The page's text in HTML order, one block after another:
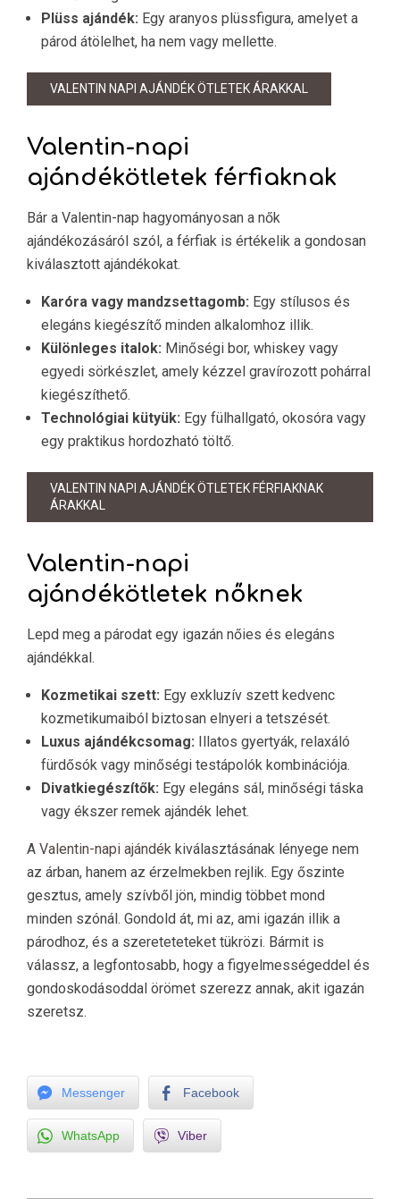
Plüss ajándék: Egy aranyos plüssfigura, amelyet a
párod átölelhet, ha nem vagy mellette.
VALENTIN NAPI AJÁNDÉK ÖTLETEK ÁRAKKAL
Valentin-napi
ajándékötletek férfiaknak
Bár a Valentin-nap hagyományosan a nők
ajándékozásáról szól, a férfiak is értékelik a gondosan
kiválasztott ajándékokat.
Karóra vagy mandzsettagomb: Egy stílusos és
elegáns kiegészítő minden alkalomhoz illik.
Különleges italok: Minőségi bor, whiskey vagy
egyedi sörkészlet, amely kézzel gravírozott pohárral
kiegészíthető.
Technológiai kütyük: Egy fülhallgató, okosóra vagy
egy praktikus hordozható töltő.
VALENTIN NAPI AJÁNDÉK ÖTLETEK FÉRFIAKNAK
ÁRAKKAL
Valentin-napi
ajándékötletek nőknek
Lepd meg a párodat egy igazán nőies és elegáns
ajándékkal.
Kozmetikai szett: Egy exkluzív szett kedvenc
kozmetikumaiból biztosan elnyeri a tetszését.
Luxus ajándékcsomag: Illatos gyertyák, relaxáló
fürdősók vagy minőségi testápolók kombinációja.
Divatkiegészítők: Egy elegáns sál, minőségi táska
vagy ékszer remek ajándék lehet.
A Valentin-napi ajándék kiválasztásának lényege nem
az árban, hanem az érzelmekben rejlik. Egy őszinte
gesztus, amely szívből jön, mindig többet mond
minden szónál. Gondold át, mi az, ami igazán illik a
párodhoz, és a szereteteteket tükrözi. Bármit is
válassz, a legfontosabb, hogy a figyelmességeddel és
gondoskodásoddal örömet szerezz annak, akit igazán
szeretsz.
Messenger Facebook
WhatsApp Viber